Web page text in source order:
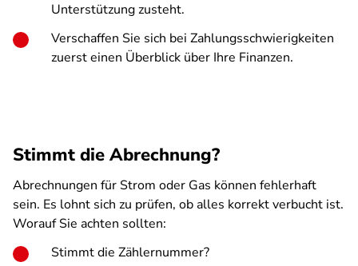
Unterstützung zusteht.
Verschaffen Sie sich bei Zahlungsschwierigkeiten
zuerst einen Überblick über Ihre Finanzen.
Stimmt die Abrechnung?
Abrechnungen für Strom oder Gas können fehlerhaft
sein. Es lohnt sich zu prüfen, ob alles korrekt verbucht ist.
Worauf Sie achten sollten:
Stimmt die Zählernummer?